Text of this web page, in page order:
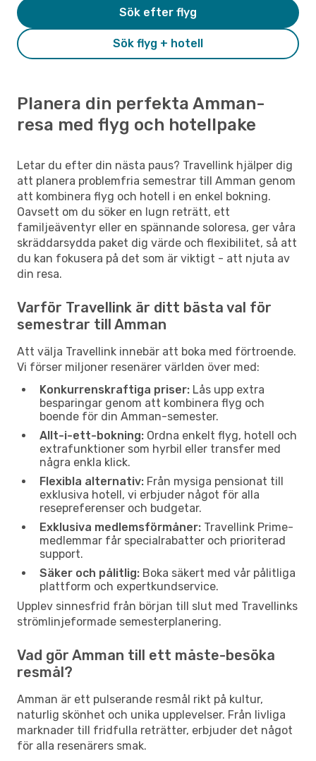
Sök flyg + hotell
Sök efter flyg
Planera din perfekta Amman-
resa med flyg och hotellpake
Letar du efter din nästa paus? Travellink hjälper dig
att planera problemfria semestrar till Amman genom
att kombinera flyg och hotell i en enkel bokning.
Oavsett om du söker en lugn reträtt, ett
familjeäventyr eller en spännande soloresa, ger våra
skräddarsydda paket dig värde och flexibilitet, så att
du kan fokusera på det som är viktigt - att njuta av
din resa.
Varför Travellink är ditt bästa val för
semestrar till Amman
Att välja Travellink innebär att boka med förtroende.
Vi förser miljoner resenärer världen över med:
Konkurrenskraftiga priser: Lås upp extra
besparingar genom att kombinera flyg och
boende för din Amman-semester.
Allt-i-ett-bokning: Ordna enkelt flyg, hotell och
extrafunktioner som hyrbil eller transfer med
några enkla klick.
Flexibla alternativ: Från mysiga pensionat till
exklusiva hotell, vi erbjuder något för alla
resepreferenser och budgetar.
Exklusiva medlemsförmåner: Travellink Prime-
medlemmar får specialrabatter och prioriterad
support.
Säker och pålitlig: Boka säkert med vår pålitliga
plattform och expertkundservice.
Upplev sinnesfrid från början till slut med Travellinks
strömlinjeformade semesterplanering.
Vad gör Amman till ett måste-besöka
resmål?
Amman är ett pulserande resmål rikt på kultur,
naturlig skönhet och unika upplevelser. Från livliga
marknader till fridfulla reträtter, erbjuder det något
för alla resenärers smak.